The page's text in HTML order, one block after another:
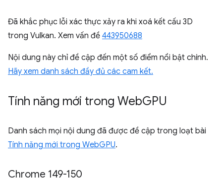
Đã khắc phục lỗi xác thực xảy ra khi xoá kết cấu 3D
trong Vulkan. Xem vấn đề 443950688
Nội dung này chỉ đề cập đến một số điểm nổi bật chính.
Hãy xem danh sách đầy đủ các cam kết.
Tính năng mới trong WebGPU
Danh sách mọi nội dung đã được đề cập trong loạt bài
Tính năng mới trong WebGPU.
Chrome 149-150